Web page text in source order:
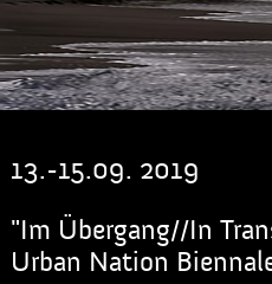
13.-15.09. 2019
"Im Übergang//In
Urban Nation